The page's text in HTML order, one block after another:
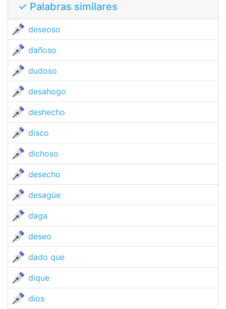
✓ Palabras similares
deseoso
dañoso
dudoso
desahogo
deshecho
disco
dichoso
desecho
desagüe
daga
deseo
dado que
dique
dios